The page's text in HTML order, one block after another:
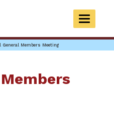
TOGGLE
General Members Meeting